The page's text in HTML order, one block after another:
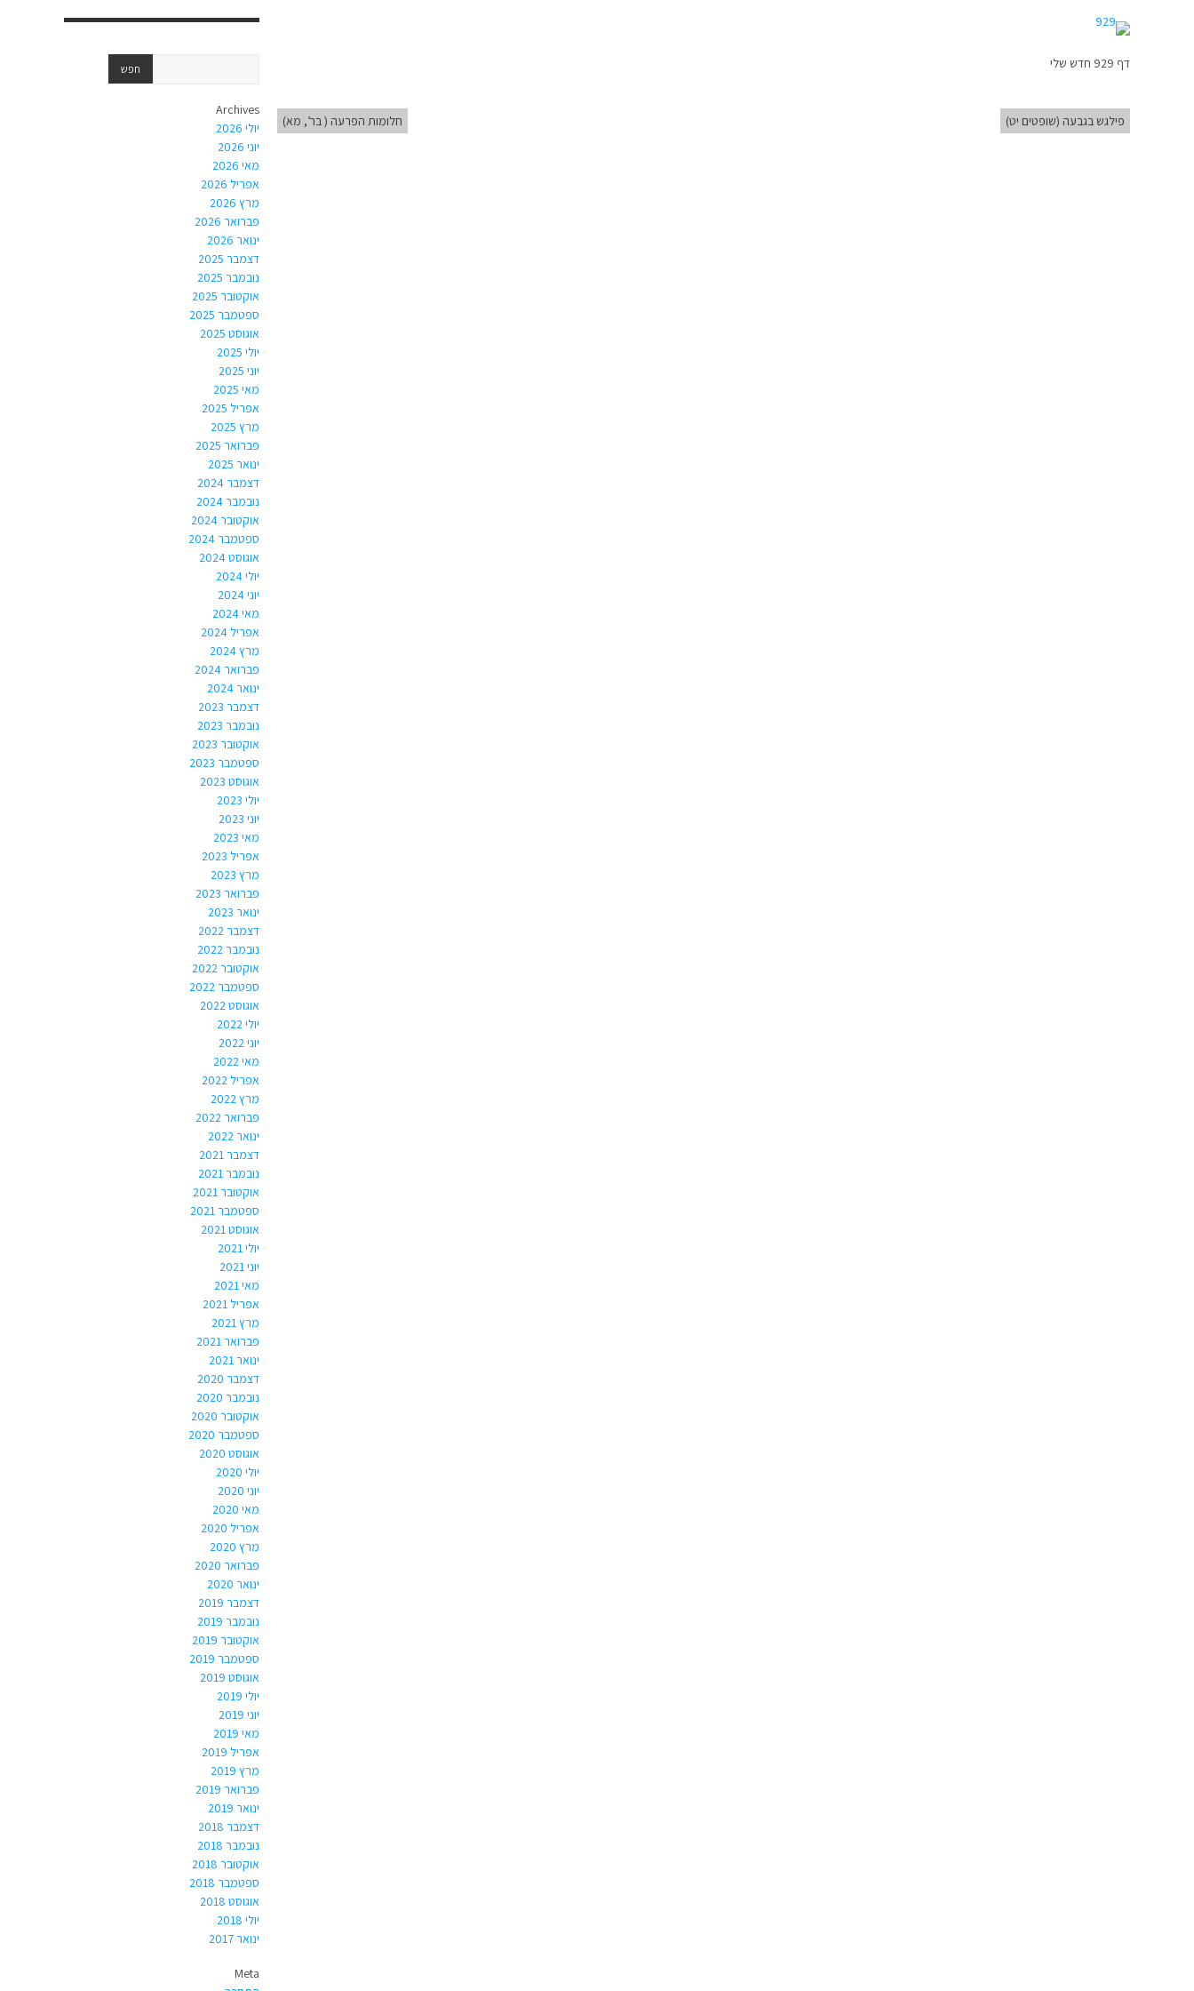
דף 929 חדש שלי
פילגש בגבעה (שופטים יט) חלומות הפרעה ( בר’, מא)
Archives
יולי 2026
יוני 2026
מאי 2026
אפריל 2026
מרץ 2026
פברואר 2026
ינואר 2026
דצמבר 2025
נובמבר 2025
אוקטובר 2025
ספטמבר 2025
אוגוסט 2025
יולי 2025
יוני 2025
מאי 2025
אפריל 2025
מרץ 2025
פברואר 2025
ינואר 2025
דצמבר 2024
נובמבר 2024
אוקטובר 2024
ספטמבר 2024
אוגוסט 2024
יולי 2024
יוני 2024
מאי 2024
אפריל 2024
מרץ 2024
פברואר 2024
ינואר 2024
דצמבר 2023
נובמבר 2023
אוקטובר 2023
ספטמבר 2023
אוגוסט 2023
יולי 2023
יוני 2023
מאי 2023
אפריל 2023
מרץ 2023
פברואר 2023
ינואר 2023
דצמבר 2022
נובמבר 2022
אוקטובר 2022
ספטמבר 2022
אוגוסט 2022
יולי 2022
יוני 2022
מאי 2022
אפריל 2022
מרץ 2022
פברואר 2022
ינואר 2022
דצמבר 2021
נובמבר 2021
אוקטובר 2021
ספטמבר 2021
אוגוסט 2021
יולי 2021
יוני 2021
מאי 2021
אפריל 2021
מרץ 2021
פברואר 2021
ינואר 2021
דצמבר 2020
נובמבר 2020
אוקטובר 2020
ספטמבר 2020
אוגוסט 2020
יולי 2020
יוני 2020
מאי 2020
אפריל 2020
מרץ 2020
פברואר 2020
ינואר 2020
דצמבר 2019
נובמבר 2019
אוקטובר 2019
ספטמבר 2019
אוגוסט 2019
יולי 2019
יוני 2019
מאי 2019
אפריל 2019
מרץ 2019
פברואר 2019
ינואר 2019
דצמבר 2018
נובמבר 2018
אוקטובר 2018
ספטמבר 2018
אוגוסט 2018
יולי 2018
ינואר 2017
Meta